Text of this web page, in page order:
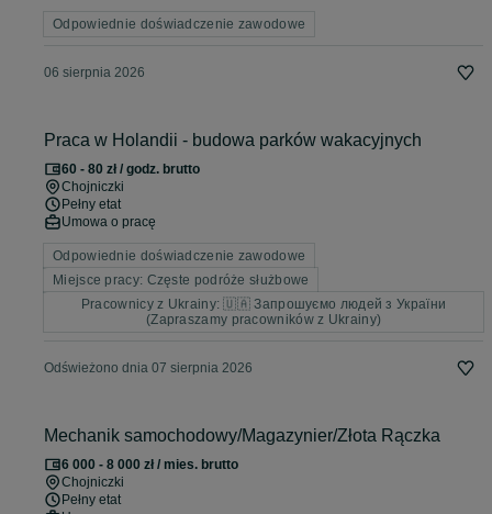
Odpowiednie doświadczenie zawodowe
06 sierpnia 2026
Praca w Holandii - budowa parków wakacyjnych
60 - 80 zł / godz. brutto
Chojniczki
Pełny etat
Umowa o pracę
Odpowiednie doświadczenie zawodowe
Miejsce pracy: Częste podróże służbowe
Pracownicy z Ukrainy: 🇺🇦 Запрошуємо людей з України
(Zapraszamy pracowników z Ukrainy)
Odświeżono dnia 07 sierpnia 2026
Mechanik samochodowy/Magazynier/Złota Rączka
6 000 - 8 000 zł / mies. brutto
Chojniczki
Pełny etat